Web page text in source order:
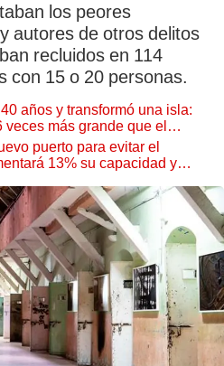
los peores
autores de otros delitos
recluidos en 114
con 15 o 20 personas.
años y transformó una isla:
más grande que el
puerto para evitar el
13% su capacidad y